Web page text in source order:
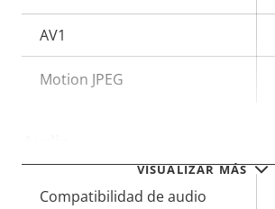
VISUALIZAR MÁS
AV1
Motion JPEG
Descripción
Valor de
Compatibilidad de audio